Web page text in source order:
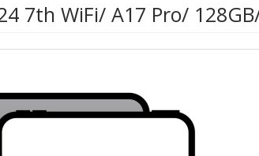
7th WiFi/ A17 Pro/